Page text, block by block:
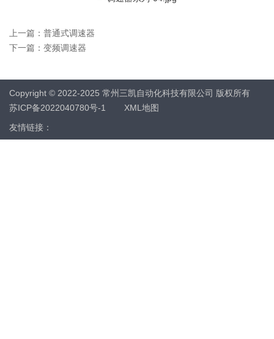
上一篇： 普通式调速器
下一篇： 变频调速器
Copyright © 2022-2025 常州三凯自动化科技有限公司 版权所有
苏ICP备2022040780号-1
XML地图
友情链接：